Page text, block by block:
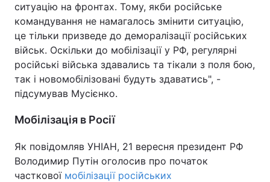
ситуацію на фронтах. Тому, якби російське
командування не намагалось змінити ситуацію,
це тільки призведе до деморалізації російських
військ. Оскільки до мобілізації у РФ, регулярні
російські війська здавались та тікали з поля бою,
так і новомобілізовані будуть здаватись", -
підсумував Мусієнко.
Мобілізація в Росії
Як повідомляв УНІАН, 21 вересня президент РФ
Володимир Путін оголосив про початок
часткової мобілізації російських